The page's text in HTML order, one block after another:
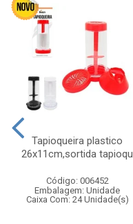
Tapioqueira plastico
26x11cm,sortida tapioqu
Código: 006452
Embalagem: Unidade
Caixa Com: 24 Unidade(s)